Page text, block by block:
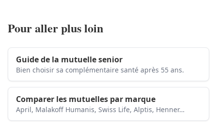
Pour aller plus loin
Guide de la mutuelle senior
Bien choisir sa complémentaire santé après 55 ans.
Comparer les mutuelles par marque
April, Malakoff Humanis, Swiss Life, Alptis, Henner…